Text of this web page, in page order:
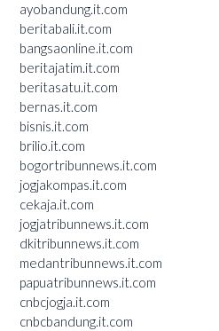
ayobandung.it.com
beritabali.it.com
bangsaonline.it.com
beritajatim.it.com
beritasatu.it.com
bernas.it.com
bisnis.it.com
brilio.it.com
bogortribunnews.it.com
jogjakompas.it.com
cekaja.it.com
jogjatribunnews.it.com
dkitribunnews.it.com
medantribunnews.it.com
papuatribunnews.it.com
cnbcjogja.it.com
cnbcbandung.it.com